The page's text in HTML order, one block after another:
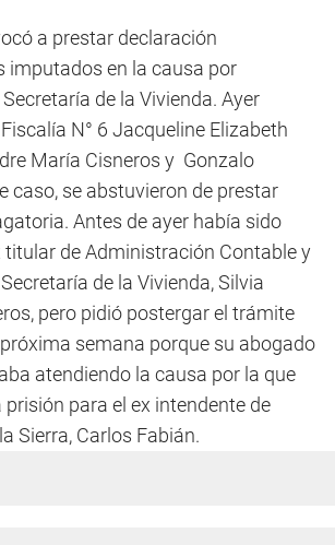
a prestar declaración
imputados en la causa por
de la Vivienda. Ayer
N° 6 Jacqueline Elizabeth
María Cisneros y Gonzalo
caso, se abstuvieron de prestar
Antes de ayer había sido
titular de Administración Contable y
de la Vivienda, Silvia
pero pidió postergar el trámite
semana porque su abogado
atendiendo la causa por la que
para el ex intendente de
Sierra, Carlos Fabián.